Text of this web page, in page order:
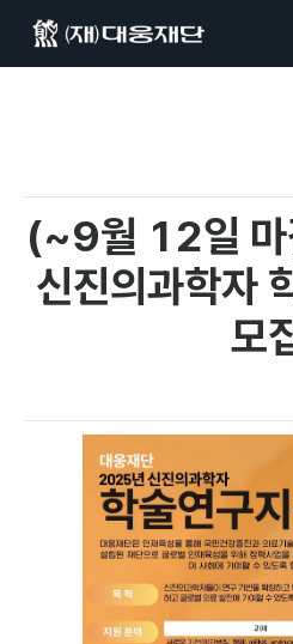
(~9월 12일
신진의과학자
모